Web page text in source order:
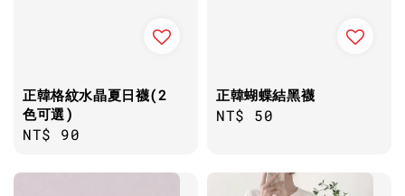
正韓格紋水晶夏日襪(2
色可選)
Regular
NT$ 90
正韓蝴蝶結黑襪
Regular
NT$ 50